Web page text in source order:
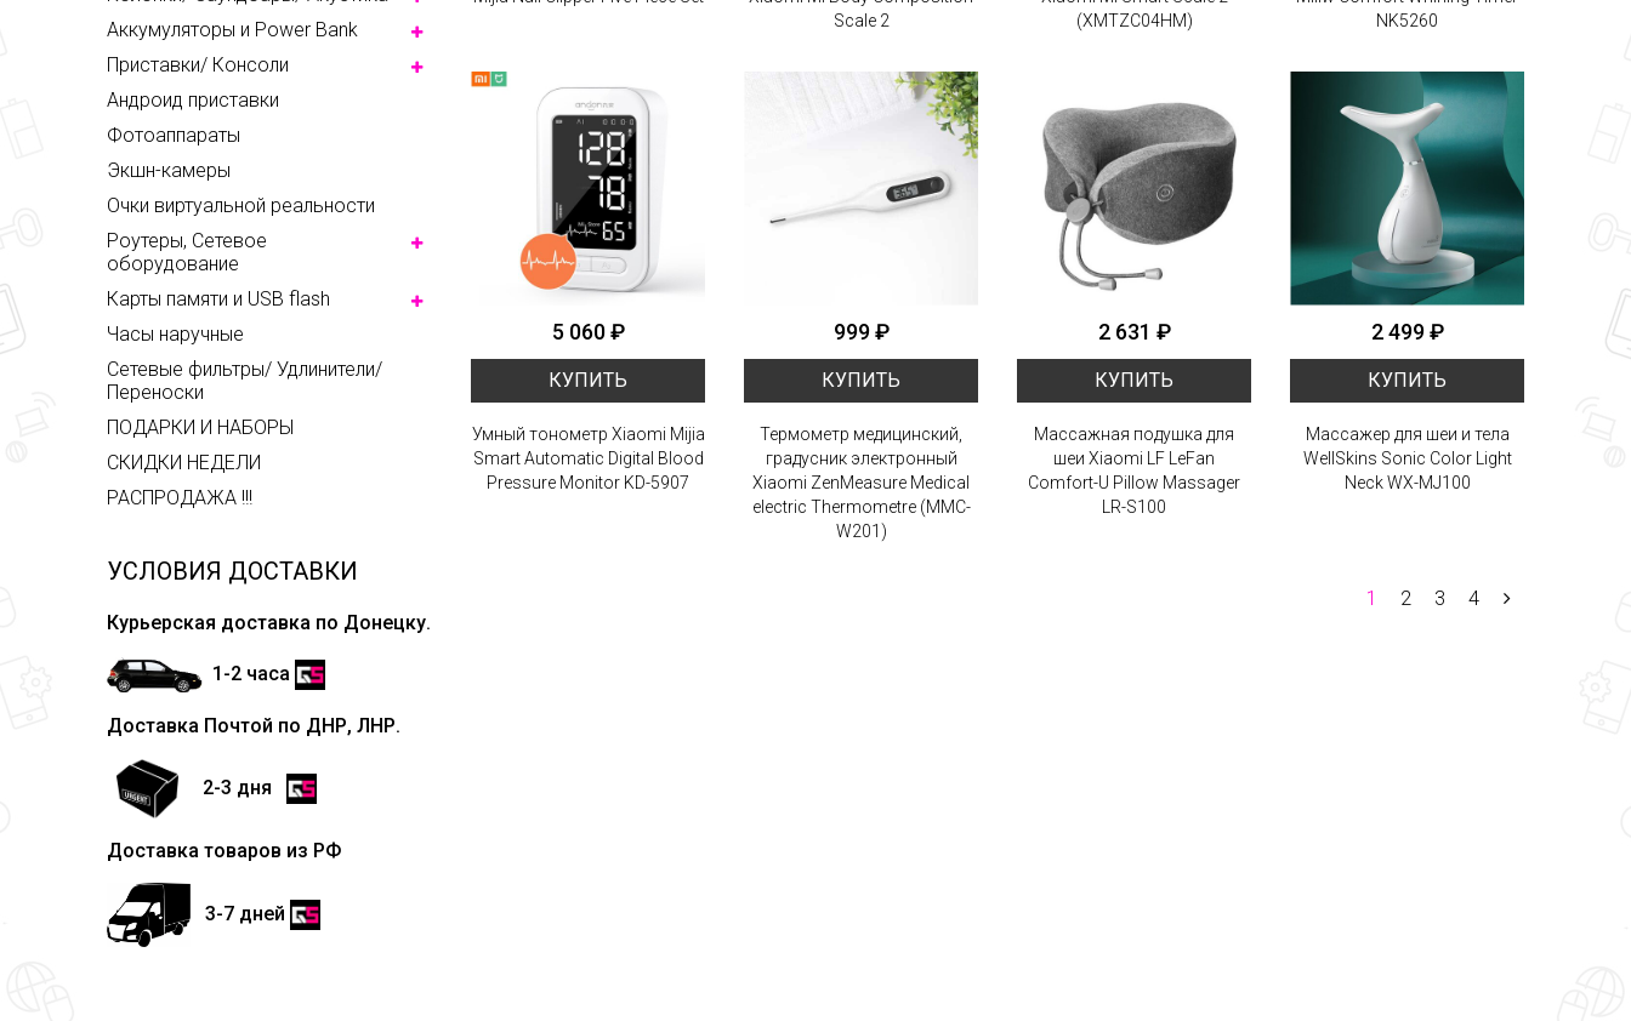
Аккумуляторы и Power Bank
Приставки/ Консоли
Андроид приставки
Фотоаппараты
Экшн-камеры
Очки виртуальной реальности
Роутеры, Сетевое
оборудование
Карты памяти и USB flash
Часы наручные
Сетевые фильтры/ Удлинители/
Переноски
ПОДАРКИ И НАБОРЫ
СКИДКИ НЕДЕЛИ
РАСПРОДАЖА !!!
УСЛОВИЯ ДОСТАВКИ
Курьерская доставка по Донецку.
1-2 часа
Доставка Почтой по ДНР, ЛНР.
2-3 дня
Доставка товаров из РФ
3-7 дней
Scale 2
(XMTZC04HM)
NK5260
5 060 ₽
КУПИТЬ
Умный тонометр Xiaomi Mijia
Smart Automatic Digital Blood
Pressure Monitor KD-5907
999 ₽
КУПИТЬ
Термометр медицинский,
градусник электронный
Xiaomi ZenMeasure Medical
electric Thermometre (MMC-
W201)
2 631 ₽
КУПИТЬ
Массажная подушка для
шеи Xiaomi LF LeFan
Comfort-U Pillow Massager
LR-S100
2 499 ₽
КУПИТЬ
Массажер для шеи и тела
WellSkins Sonic Color Light
Neck WX-MJ100
1 2 3 4